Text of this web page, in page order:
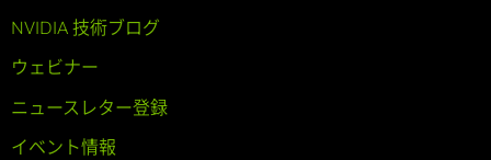
NVIDIA 技術ブログ
ウェビナー
ニュースレター登録
イベント情報